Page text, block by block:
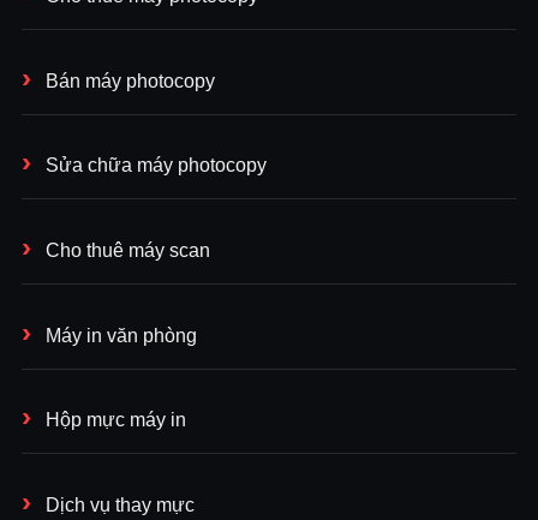
Bán máy photocopy
Sửa chữa máy photocopy
Cho thuê máy scan
Máy in văn phòng
Hộp mực máy in
Dịch vụ thay mực